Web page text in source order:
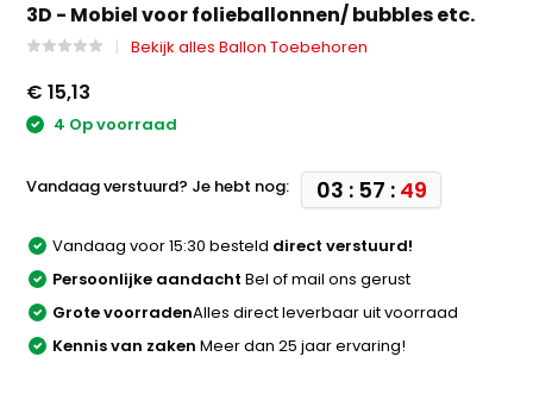
3D - Mobiel voor folieballonnen/ bubbles etc.
Bekijk alles Ballon Toebehoren
€ 15,13
4 Op voorraad
Vandaag verstuurd? Je hebt nog: 03 : 57 : 49
Vandaag voor 15:30 besteld direct verstuurd!
Persoonlijke aandacht Bel of mail ons gerust
Grote voorradenAlles direct leverbaar uit voorraad
Kennis van zaken Meer dan 25 jaar ervaring!